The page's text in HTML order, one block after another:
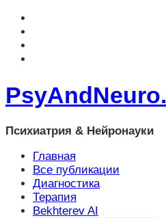
Психиатрия & Нейронауки
Главная
Все публикации
Диагностика
Терапия
Bekhterev AI